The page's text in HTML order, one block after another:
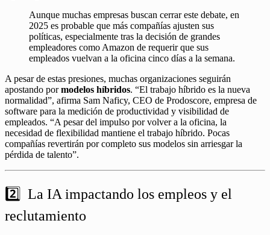
Aunque muchas empresas buscan cerrar este debate, en
2025 es probable que más compañías ajusten sus
políticas, especialmente tras la decisión de grandes
empleadores como Amazon de requerir que sus
empleados vuelvan a la oficina cinco días a la semana.
A pesar de estas presiones, muchas organizaciones seguirán
apostando pormodelos híbridos. “El trabajo híbrido es la nueva
normalidad”, afirma Sam Naficy, CEO de Prodoscore, empresa de
software para la medición de productividad y visibilidad de
empleados. “A pesar del impulso por volver a la oficina, la
necesidad de flexibilidad mantiene el trabajo híbrido. Pocas
compañías revertirán por completo sus modelos sin arriesgar la
pérdida de talento”.
2️⃣ La IA impactando los empleos y el
reclutamiento